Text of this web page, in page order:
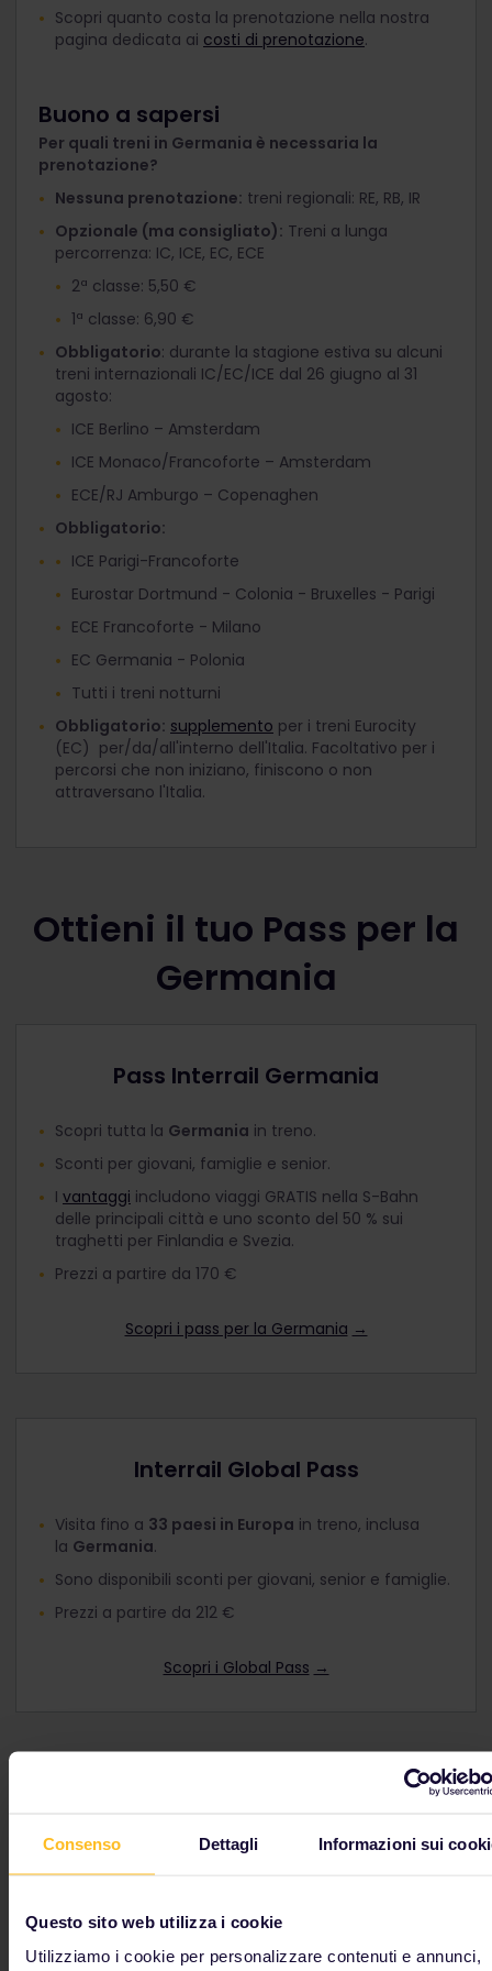
Consenso Dettagli Informazioni sui
Questo sito web utilizza i cookie
Utilizziamo i cookie per personalizzare contenuti e annunci,
Scopri quanto costa la prenotazione nella nostra
pagina dedicata ai costi di prenotazione.
Buono a sapersi
Per quali treni in Germania è necessaria la
prenotazione?
Nessuna prenotazione: treni regionali: RE, RB, IR
Opzionale (ma consigliato): Treni a lunga
percorrenza: IC, ICE, EC, ECE
2ª classe: 5,50 €
1ª classe: 6,90 €
Obbligatorio: durante la stagione estiva su alcuni
treni internazionali IC/EC/ICE dal 26 giugno al 31
agosto:
ICE Berlino – Amsterdam
ICE Monaco/Francoforte – Amsterdam
ECE/RJ Amburgo – Copenaghen
Obbligatorio:
ICE Parigi-Francoforte
Eurostar Dortmund - Colonia - Bruxelles - Parigi
ECE Francoforte - Milano
EC Germania - Polonia
Tutti i treni notturni
Obbligatorio: supplemento per i treni Eurocity
(EC) per/da/all'interno dell'Italia. Facoltativo per i
percorsi che non iniziano, finiscono o non
attraversano l'Italia.
Ottieni il tuo Pass per la
Germania
Pass Interrail Germania
Scopri tutta la Germania in treno.
Sconti per giovani, famiglie e senior.
I vantaggi includono viaggi GRATIS nella S-Bahn
delle principali città e uno sconto del 50 % sui
traghetti per Finlandia e Svezia.
Prezzi a partire da 170 €
Scopri i pass per la Germania →
Interrail Global Pass
Visita fino a 33 paesi in Europa in treno, inclusa
la Germania.
Sono disponibili sconti per giovani, senior e famiglie.
Prezzi a partire da 212 €
Scopri i Global Pass →
Consigli e suggerimenti
per la Germania
Le principali stazioni ferroviarie
tedesche